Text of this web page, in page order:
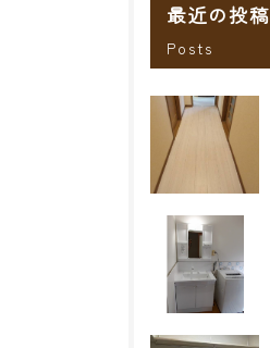
最近の投稿
Posts